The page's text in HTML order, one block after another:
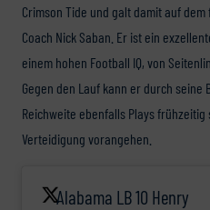
Crimson Tide und galt damit auf
Coach Nick Saban. Er ist ein
einem hohen Football IQ, von
Gegen den Lauf kann er durch seine
Reichweite ebenfalls Plays
Verteidigung vorangehen.
Alabama LB 10 Henry